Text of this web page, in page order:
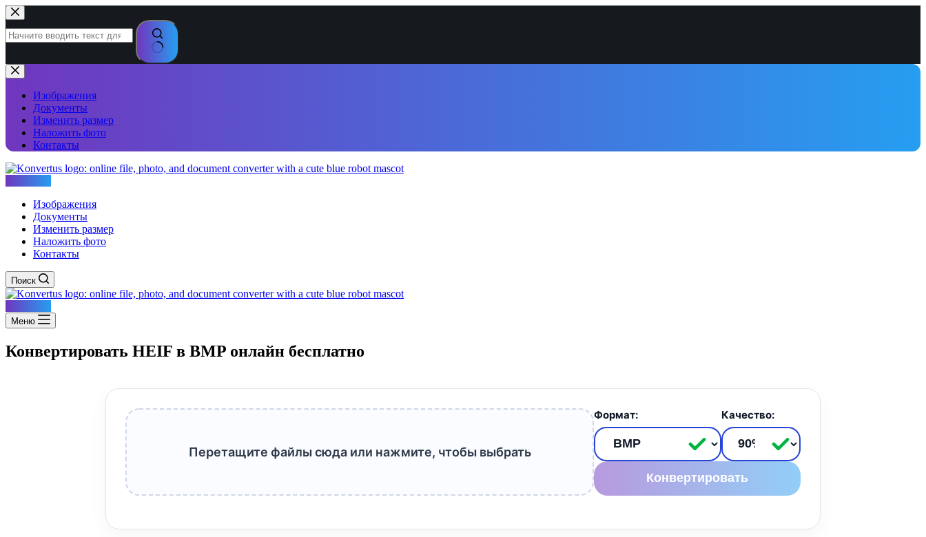
Перейти
к
сути
Ничего
не
найденоИзображения
Документы
Изменить размер
Наложить фото
Контакты
Изображения
Документы
Изменить размер
Наложить фото
Контакты
Поиск
Меню
Конвертировать HEIF в BMP онлайн бесплатно
Перетащите файлы сюда или нажмите, чтобы выбрать
Формат: Качество:
Конвертировать